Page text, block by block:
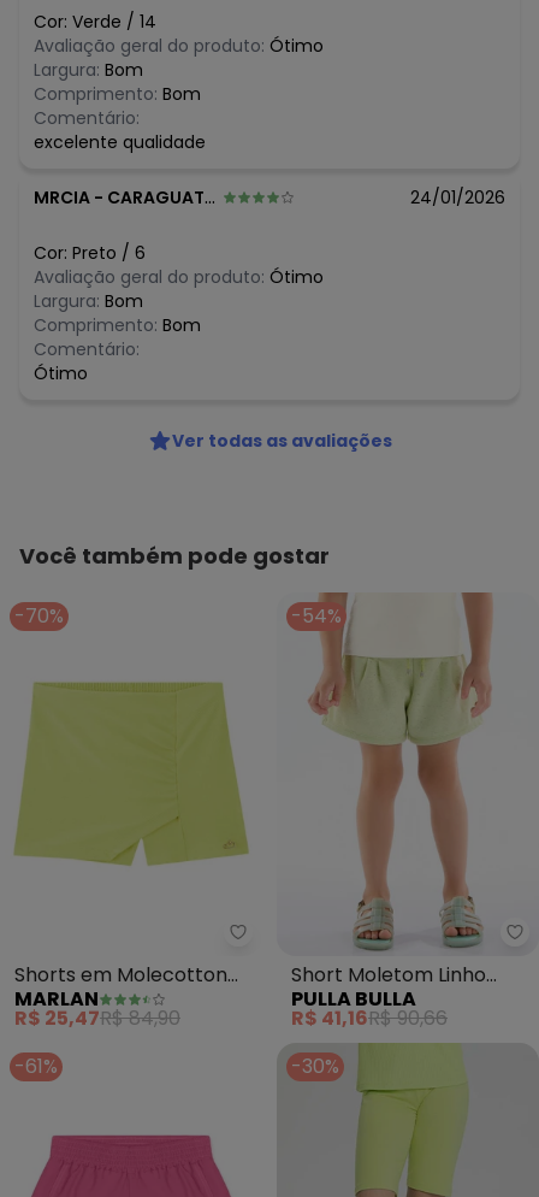
Cor: Verde / 14
Avaliação geral do produto: Ótimo
Largura: Bom
Comprimento: Bom
Comentário:
excelente qualidade
MRCIA - CARAGUATATUBA - SP 24/01/2026
Cor: Preto / 6
Avaliação geral do produto: Ótimo
Largura: Bom
Comprimento: Bom
Comentário:
Ótimo
Ver todas as avaliações
Você também pode gostar
-70%
Marlan - Shorts em
Shorts em Molecotton
Jeans (Verde)
MARLAN
R$ 25,47R$ 84,90
-54%
Short Moletom Linho
(Verde)
PULLA BULLA
R$ 41,16R$ 90,66
-61%
-30%